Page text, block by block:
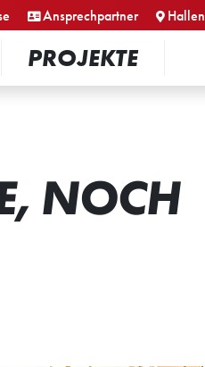
Ansprechpartner Hallen
PROJEKTE
NOCH